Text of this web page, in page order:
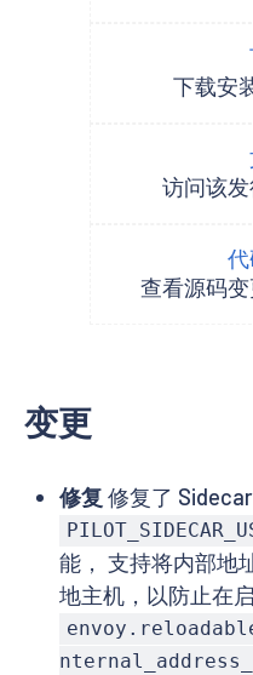
下载安
访问该发
查看源码变
变更
修复 修复了
能， 支持将内部地
地主机，以防止在